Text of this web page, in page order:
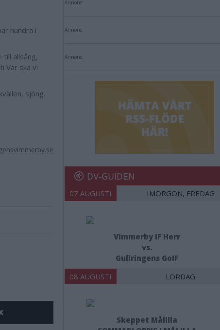
hundra i
till allsång,
Var ska vi
sjöng.
Annons:
Annons:
Annons:
DV-GUIDEN
07 AUGUSTI IMORGON, FREDAG
Vimmerby IF Herr
vs.
Gullringens GoIF
08 AUGUSTI LÖRDAG
Skeppet Målilla